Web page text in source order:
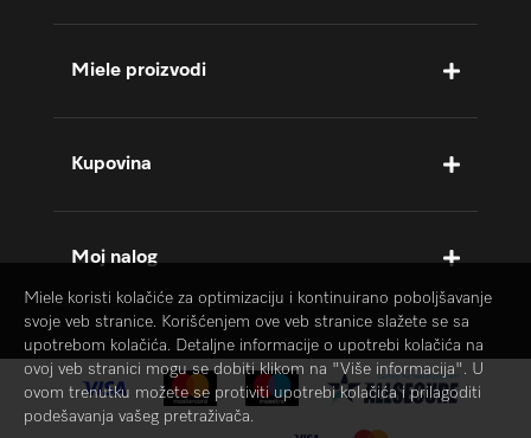
Miele proizvodi
Kupovina
Moj nalog
Miele koristi kolačiće za optimizaciju i kontinuirano poboljšavanje
svoje veb stranice. Korišćenjem ove veb stranice slažete se sa
upotrebom kolačića. Detaljne informacije o upotrebi kolačića na
ovoj veb stranici mogu se dobiti klikom na "Više informacija". U
ovom trenutku možete se protiviti upotrebi kolačića i prilagoditi
podešavanja vašeg pretraživača.